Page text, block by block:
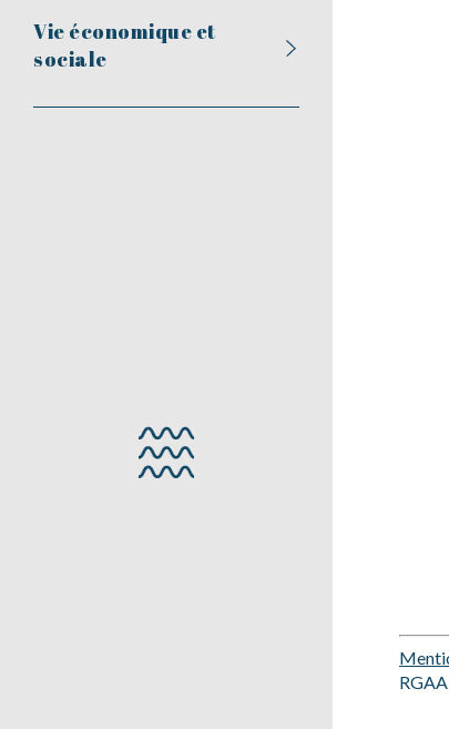
Vie économique et
sociale